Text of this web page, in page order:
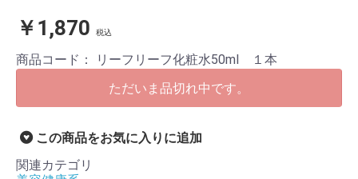
￥1,870 税込
商品コード： リーフリーフ化粧水50ml １本
ただいま品切れ中です。
この商品をお気に入りに追加
関連カテゴリ